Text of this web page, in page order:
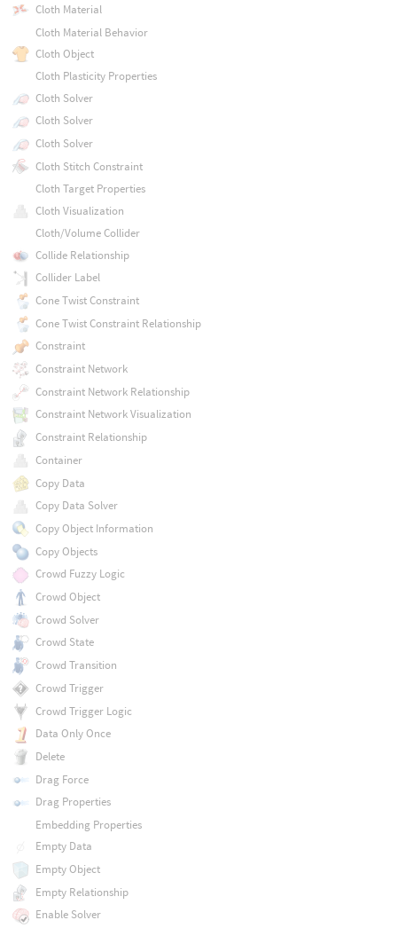
Cloth Material
Cloth Material Behavior
Cloth Object
Cloth Plasticity Properties
Cloth Solver
Cloth Solver
Cloth Solver
Cloth Stitch Constraint
Cloth Target Properties
Cloth Visualization
Cloth/Volume Collider
Collide Relationship
Collider Label
Cone Twist Constraint
Cone Twist Constraint Relationship
Constraint
Constraint Network
Constraint Network Relationship
Constraint Network Visualization
Constraint Relationship
Container
Copy Data
Copy Data Solver
Copy Object Information
Copy Objects
Crowd Fuzzy Logic
Crowd Object
Crowd Solver
Crowd State
Crowd Transition
Crowd Trigger
Crowd Trigger Logic
Data Only Once
Delete
Drag Force
Drag Properties
Embedding Properties
Empty Data
Empty Object
Empty Relationship
Enable Solver